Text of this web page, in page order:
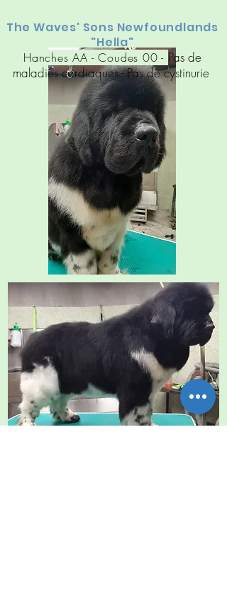
The Waves' Sons Newfoundlands
"Hella"
Hanches AA - Coudes 00 - Pas de
maladies cardiaques- Pas de cystinurie